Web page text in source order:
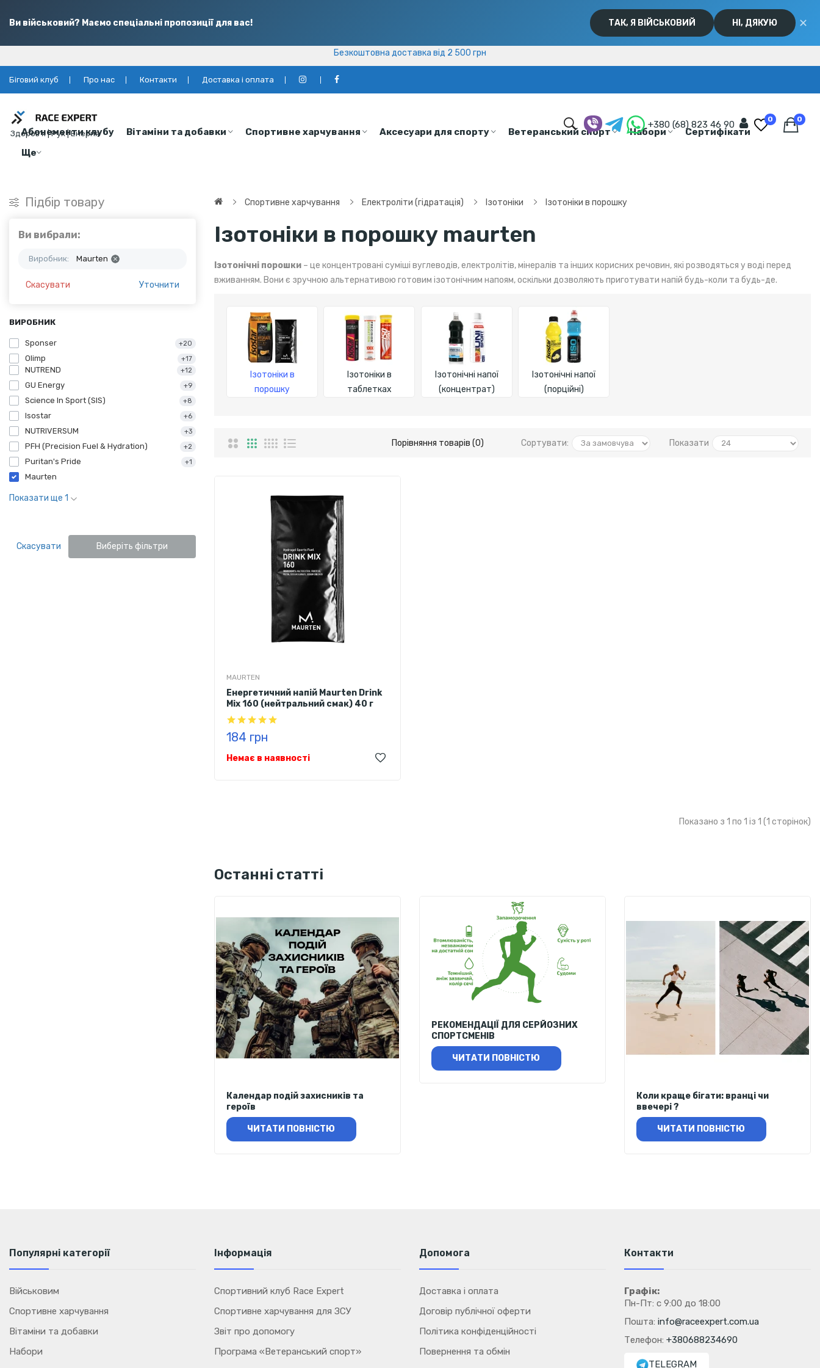
Ви військовий? Маємо спеціальні пропозиції для вас! ТАК, Я ВІЙСЬКОВИЙ НІ, ДЯКУЮ ✕
Безкоштовна доставка від 2 500 грн
Безкоштовна доставка від 2 500 грн
Біговий клуб Про нас Контакти Доставка і оплата
Здоров’я | Рух | Енергія
Абонементи клубу Вітаміни та добавки Спортивне харчування Аксесуари для спорту Ветеранський спорт Набори
Сертифікати
Ще
+380 (68) 823 46 90 0 0
Підбір товару
Ви вибрали:
Виробник: Maurten
Скасувати Уточнити
ВИРОБНИК
PFH (Precision Fuel & Hydration) +2
Maurten
Science In Sport (SIS) +8
GU Energy +9
Sponser +20
NUTREND +12
NUTRIVERSUM +3
Isostar +6
Puritan's Pride +1
Olimp +17
Показати ще 1
Скасувати Виберіть фільтри
Спортивне харчування Електроліти (гідратація) Ізотоніки Ізотоніки в порошку
Ізотоніки в порошку maurten
Ізотонічні порошки – це концентровані суміші вуглеводів, електролітів, мінералів та інших корисних речовин, які розводяться у воді перед
вживанням. Вони є зручною альтернативою готовим ізотонічним напоям, оскільки дозволяють приготувати напій будь-коли та будь-де.
Ізотоніки в
порошку
Ізотоніки в
таблетках
Ізотонічні напої
(концентрат)
Ізотонічні напої
(порційні)
Порівняння товарів (0) Сортувати: Показати
MAURTEN
Енергетичний напій Maurten Drink
Mix 160 (нейтральний смак) 40 г
184 грн
Немає в наявності
Показано з 1 по 1 із 1 (1 сторінок)
Останні статті
Календар подій захисників та
героїв
ЧИТАТИ ПОВНІСТЮ
РЕКОМЕНДАЦІЇ ДЛЯ СЕРЙОЗНИХ
СПОРТСМЕНІВ
ЧИТАТИ ПОВНІСТЮ
Коли краще бігати: вранці чи
ввечері ?
ЧИТАТИ ПОВНІСТЮ
Популярні категорії
Військовим
Спортивне харчування
Вітаміни та добавки
Набори
Інформація
Спортивний клуб Race Expert
Спортивне харчування для ЗСУ
Звіт про допомогу
Програма «Ветеранський спорт»
Допомога
Доставка і оплата
Договір публічної оферти
Політика конфіденційності
Повернення та обмін
Контакти
Графік:
Пн-Пт: с 9:00 до 18:00
Пошта: info@raceexpert.com.ua
Телефон: +380688234690
TELEGRAM